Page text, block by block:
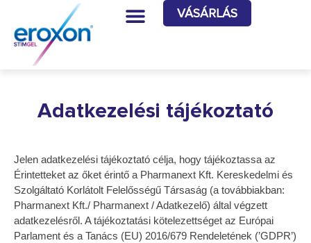
VÁSÁRLÁS
Adatkezelési tájékoztató
Jelen adatkezelési tájékoztató célja, hogy tájékoztassa az
Érintetteket az őket érintő a Pharmanext Kft. Kereskedelmi és
Szolgáltató Korlátolt Felelősségű Társaság (a továbbiakban:
Pharmanext Kft./ Pharmanext / Adatkezelő) által végzett
adatkezelésről. A tájékoztatási kötelezettséget az Európai
Parlament és a Tanács (EU) 2016/679 Rendeletének (’GDPR’)